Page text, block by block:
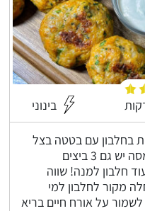
בינוני
בחלבון עם בטטה בצל
מטוגן סלרי ועוד דברים טובים! במסה יש גם 3 ביצים
חלבון למנה! שווה
מקור לחלבון למי
על אורח חיים בריא